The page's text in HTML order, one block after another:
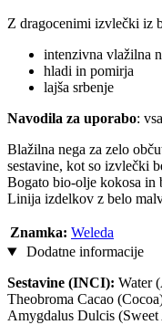
Z dragocenimi izvlečki iz
intenzivna vlažilna
hladi in pomirja
lajša srbenje
Navodila za uporabo:
Blažilna nega za zelo
sestavine, kot so izvlečki
Bogato bio-olje kokosa in
Linija izdelkov z belo
Znamka: Weleda
Dodatne informacije
Sestavine (INCI): Water
Theobroma Cacao
Amygdalus Dulcis